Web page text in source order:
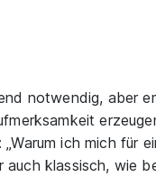
notwendig, aber
: „Warum ich mich für
auch klassisch, wie